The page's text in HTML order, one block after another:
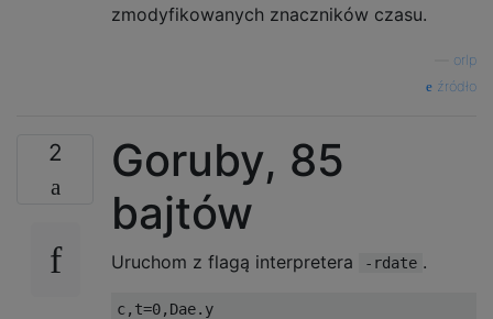
zmodyfikowanych znaczników czasu.
orlp
źródło
2
Goruby, 85
bajtów
Uruchom z flagą interpretera -rdate .
c , t=0, Dae. y